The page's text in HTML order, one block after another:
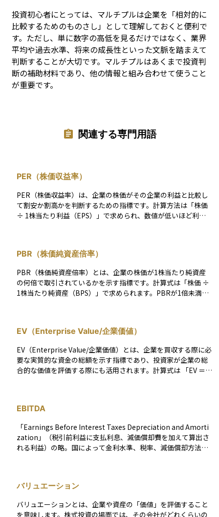
投資初心者にとっては、マルチプルは企業を「相対的に
比較するためのものさし」として理解しておくと便利で
す。ただし、単に数字の高低を見るだけではなく、業界
平均や過去水準、将来の成長性といった文脈を踏まえて
判断することが大切です。マルチプルはあくまで投資判
断の補助材料であり、他の情報と組み合わせて使うこと
が重要です。
関連する専門用語
PER（株価収益率）
PER（株価収益率）は、企業の株価がその企業の利益と比較し
て割安か割高かを判断するための指標です。計算方法は「株価
÷ 1株当たり利益（EPS）」で求められ、数値が低いほど利益
いと解釈されることもありますが、過大評価されている可能性
もあるため注意が必要です。
PBR（株価純資産倍率）
PBR（株価純資産倍率）とは、企業の株価が1株当たり純資産
の何倍で取引されているかを示す指標です。計算式は「株価 ÷
1株当たり純資産（BPS）」で求められます。PBRが1倍未満の
EV（Enterprise Value/企業価値）
EV（Enterprise Value/企業価値）とは、企業を買収する際に必
要な実質的な資金の総額を示す指標であり、投資家が企業の総
合的な価値を評価する際にも活用されます。計算式は 「EV ＝
収）だけでなく、投資家が企業の価値を評価する際にも重要な
指標です。時価総額が株主に帰属する価値を示すのに対し、EV
は企業全体の経済的価値を示すため、より包括的な企業評価が
可能になります。 また、EVはEBITDA（税引前利益＋支払利息
＋減価償却費）と組み合わせて、EV/EBITDA倍率を算出し、企
すものであり、業界平均と比較することで、企業が割高か割安
EBITDA
「Earnings Before Interest Taxes Depreciation and Amorti
zation」（税引前利益に支払利息、減価償却費を加えて算出さ
れる利益）の略。国によって金利水準、税率、減価償却方法な
資が多く減価償却負担の高い企業などの収益力を比較・分析す
る際に用いられる。
バリュエーション
バリュエーションとは、企業や資産の「価値」を評価すること
を意味します。株式投資の場面では、その会社がどれくらいの